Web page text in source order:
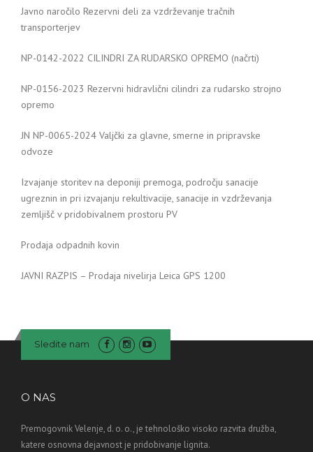
Javno naročilo Rezervni deli za vzdrževanje tračnih
transporterjev
NP-0142-2022 CILINDRI ZA RUDARSKO OPREMO (načrti)
NP-0156-2023 Rezervni hidravlični cilindri za rudarsko strojno
opremo
JN NP-0065-2024 Valjčki za glavne, smerne in pripravske
odvoze
Izvajanje storitev na deponiji premoga, področju sanacije
ugreznin in pri izvajanju rekultivacije, sanacije in vzdrževanja
zemljišč v pridobivalnem prostoru PV
Prodaja odpadnih kovin
JAVNI RAZPIS – Prodaja nivelirja Leica GPS 1200
Sledite nam
O NAS
Premogovnik Velenje, d. o. o., je tehnološko visoko razvita družba,
katere osnovna dejavnost je pridobivanje lignita.